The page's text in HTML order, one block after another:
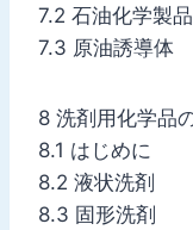
7.2 石油化学製品
7.3 原油誘導体
8 洗剤用化学品
8.1 はじめに
8.2 液状洗剤
8.3 固形洗剤